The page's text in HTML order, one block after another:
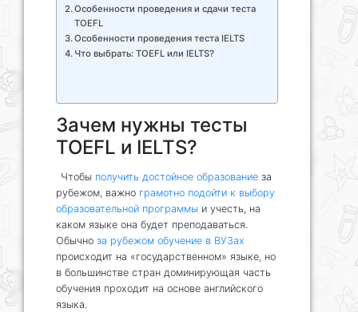
Особенности проведения и сдачи теста
TOEFL
Особенности проведения теста IELTS
Что выбрать: TOEFL или IELTS?
Зачем нужны тесты
TOEFL и IELTS?
Чтобы получить достойное образование за
рубежом, важно грамотно подойти к выбору
образовательной программы и учесть, на
каком языке она будет преподаваться.
Обычно за рубежом обучение в ВУЗах
происходит на «государственном» языке, но
в большинстве стран доминирующая часть
обучения проходит на основе английского
языка.